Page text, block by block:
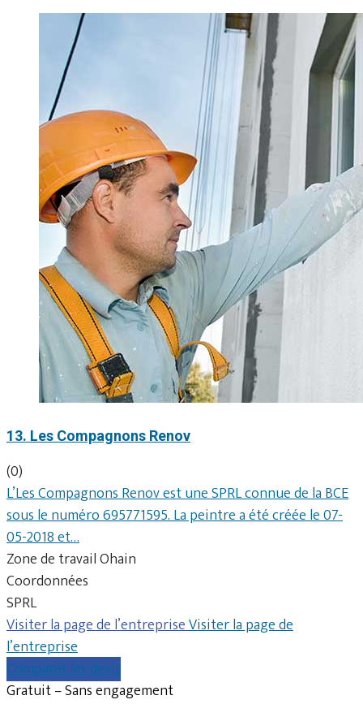
13. Les Compagnons Renov
(0)
L’Les Compagnons Renov est une SPRL connue de la BCE
sous le numéro 695771595. La peintre a été créée le 07-
05-2018 et…
Zone de travail Ohain
Coordonnées
SPRL
Visiter la page de l’entrepriseVisiter la page de
l’entreprise
Comparer les devis
Gratuit – Sans engagement